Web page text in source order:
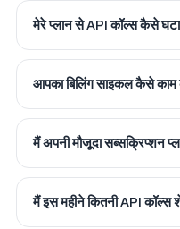
मेरे प्लान से API कॉल्स कैसे
आपका बिलिंग साइकल कैसे काम
मैं अपनी मौजूदा सब्सक्रिप्शन
मैं इस महीने कितनी API